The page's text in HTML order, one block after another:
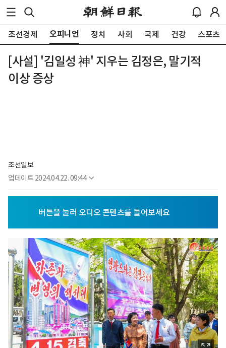
조선경제 오피니언 정치 사회 국제 건강 스포츠
[사설] '김일성 神' 지우는 김정은, 말기적
이상 증상
조선일보
업데이트 2024.04.22. 09:44